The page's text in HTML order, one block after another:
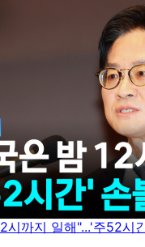
시까지 일해"...'주52시